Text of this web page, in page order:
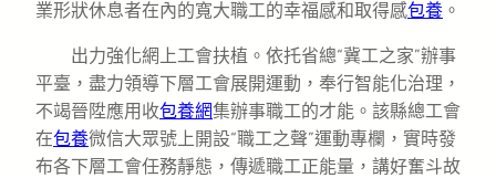
業形狀休息者在內的寬大職工的幸福感和取得感包養 。
出力強化網上工會扶植。依托省總“冀工之家”辦事
平臺，盡力領導下層工會展開運動，奉行智能化治理，
不竭晉陞應用收包養網集辦事職工的才能。該縣總工會
在包養微信大眾號上開設“職工之聲”運動專欄，實時發
布各下層工會任務靜態，傳遞職工正能量，講好奮斗故